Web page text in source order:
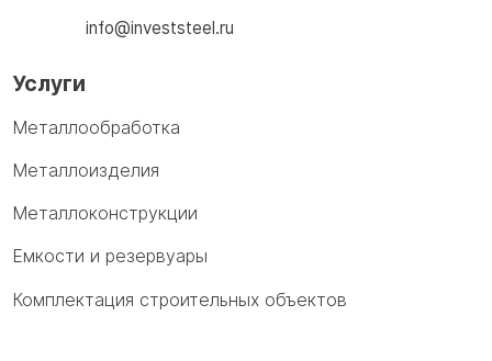
info@investsteel.ru
Услуги
Металлообработка
Металлоизделия
Металлоконструкции
Емкости и резервуары
Комплектация строительных объектов